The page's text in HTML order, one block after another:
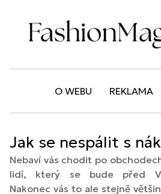
O WEBU REKLAMA
Jak se nespálit s
Nebaví vás chodit po
lidí, který se bude před
Nakonec vás to ale stejně